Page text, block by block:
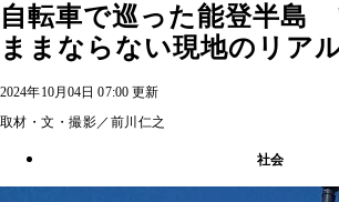
自転車で巡った能登半島
ままならない現地のリア
2024年10月04日 07:00 更新
取材・文・撮影／前川仁之
社会